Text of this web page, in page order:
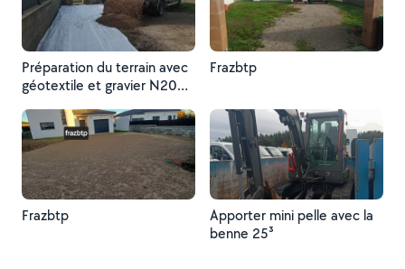
Préparation du terrain avec
géotextile et gravier N20
Frazbtp
Frazbtp
Apporter mini pelle avec la
benne 25³